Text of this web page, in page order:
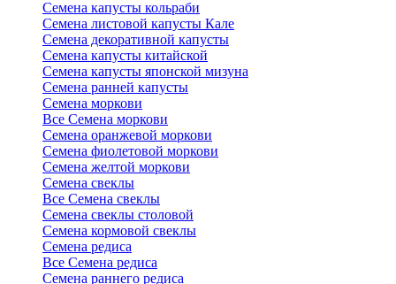
Семена капусты кольраби
Семена листовой капусты Кале
Семена декоративной капусты
Семена капусты китайской
Семена капусты японской мизуна
Семена ранней капусты
Семена моркови
Все Семена моркови
Семена оранжевой моркови
Семена фиолетовой моркови
Семена желтой моркови
Семена свеклы
Все Семена свеклы
Семена свеклы столовой
Семена кормовой свеклы
Семена редиса
Все Семена редиса
Семена раннего редиса